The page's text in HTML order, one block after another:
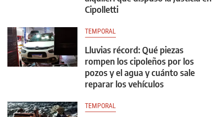
Cipolletti
TEMPORAL
Lluvias récord: Qué piezas
rompen los cipoleños por los
pozos y el agua y cuánto sale
reparar los vehículos
TEMPORAL